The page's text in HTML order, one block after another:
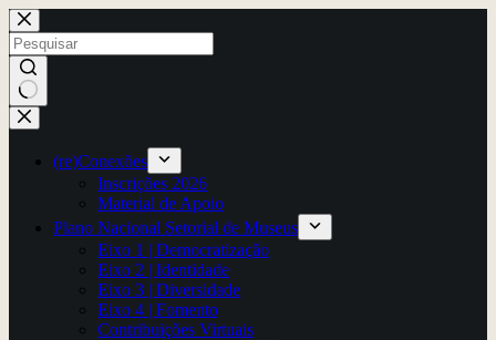
Pular
para
o
conteúdo
Sem
resultados
(re)Conexões
Inscrições 2026
Material de Apoio
Plano Nacional Setorial de Museus
Eixo 1 | Democratização
Eixo 2 | Identidade
Eixo 3 | Diversidade
Eixo 4 | Fomento
Contribuições Virtuais